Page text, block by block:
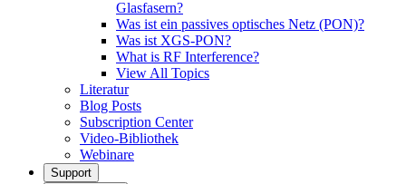
Glasfasern?
Was ist ein passives optisches Netz (PON)?
Was ist XGS-PON?
What is RF Interference?
View All Topics
Literatur
Blog Posts
Subscription Center
Video-Bibliothek
Webinare
Support